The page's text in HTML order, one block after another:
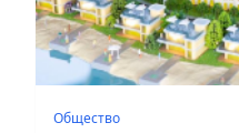
Общество